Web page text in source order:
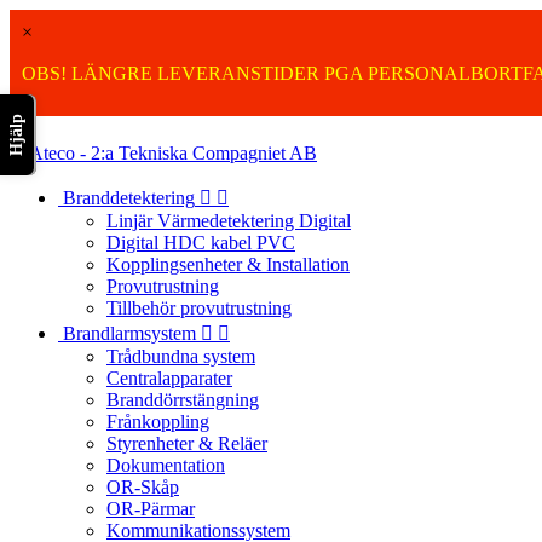
Hjälp
×
OBS! LÄNGRE LEVERANSTIDER PGA

Branddetektering  
Linjär Värmedetektering Digital
Digital HDC kabel PVC
Kopplingsenheter & Installation
Provutrustning
Tillbehör provutrustning
Brandlarmsystem  
Trådbundna system
Centralapparater
Branddörrstängning
Frånkoppling
Styrenheter & Reläer
Dokumentation
OR-Skåp
OR-Pärmar
Kommunikationssystem